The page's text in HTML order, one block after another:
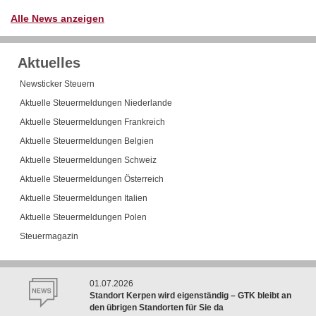
Alle News anzeigen
Aktuelles
Newsticker Steuern
Aktuelle Steuermeldungen Niederlande
Aktuelle Steuermeldungen Frankreich
Aktuelle Steuermeldungen Belgien
Aktuelle Steuermeldungen Schweiz
Aktuelle Steuermeldungen Österreich
Aktuelle Steuermeldungen Italien
Aktuelle Steuermeldungen Polen
Steuermagazin
01.07.2026
Standort Kerpen wird eigenständig – GTK bleibt an
den übrigen Standorten für Sie da